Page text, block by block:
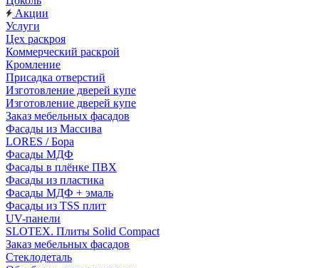
Акции
Услуги
Цех раскроя
Коммерческий раскрой
Кромление
Присадка отверстий
Изготовление дверей купе
Изготовление дверей купе
Заказ мебельных фасадов
Фасады из Массива
LORES / Бора
Фасады МДФ
Фасады в плёнке ПВХ
Фасады из пластика
Фасады МДФ + эмаль
Фасады из TSS плит
UV-панели
SLOTEX. Плиты Solid Compact
Заказ мебельных фасадов
Стеклодеталь